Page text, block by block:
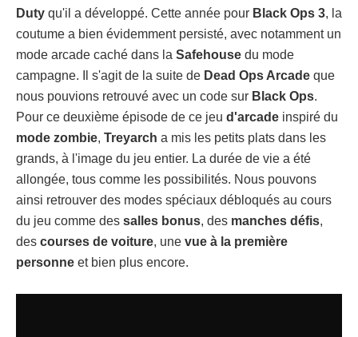
Duty qu'il a développé. Cette année pour Black Ops 3, la
coutume a bien évidemment persisté, avec notamment un
mode arcade caché dans la Safehouse du mode
campagne. Il s'agit de la suite de Dead Ops Arcade que
nous pouvions retrouvé avec un code sur Black Ops.
Pour ce deuxième épisode de ce jeu d'arcade inspiré du
mode zombie, Treyarch a mis les petits plats dans les
grands, à l'image du jeu entier. La durée de vie a été
allongée, tous comme les possibilités. Nous pouvons
ainsi retrouver des modes spéciaux débloqués au cours
du jeu comme des salles bonus, des manches défis,
des courses de voiture, une vue à la première
personne et bien plus encore.